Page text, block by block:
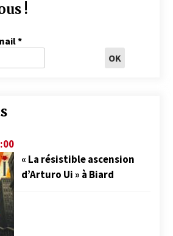
!
*
« La résistible ascension
d’Arturo Ui » à Biard